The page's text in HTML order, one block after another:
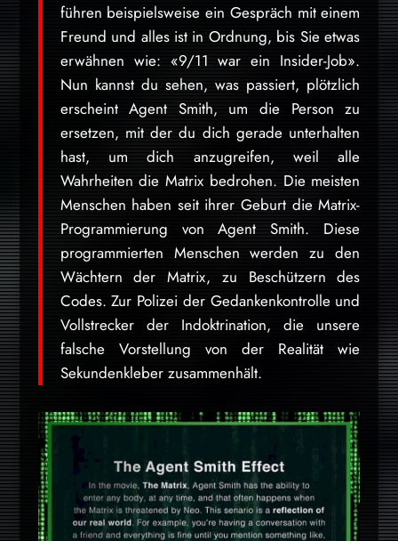
führen beispielsweise ein Gespräch mit einem
Freund und alles ist in Ordnung, bis Sie etwas
erwähnen wie: «9/11 war ein Insider-Job».
Nun kannst du sehen, was passiert, plötzlich
erscheint Agent Smith, um die Person zu
ersetzen, mit der du dich gerade unterhalten
hast, um dich anzugreifen, weil alle
Wahrheiten die Matrix bedrohen. Die meisten
Menschen haben seit ihrer Geburt die Matrix-
Programmierung von Agent Smith. Diese
programmierten Menschen werden zu den
Wächtern der Matrix, zu Beschützern des
Codes. Zur Polizei der Gedankenkontrolle und
Vollstrecker der Indoktrination, die unsere
falsche Vorstellung von der Realität wie
Sekundenkleber zusammenhält.